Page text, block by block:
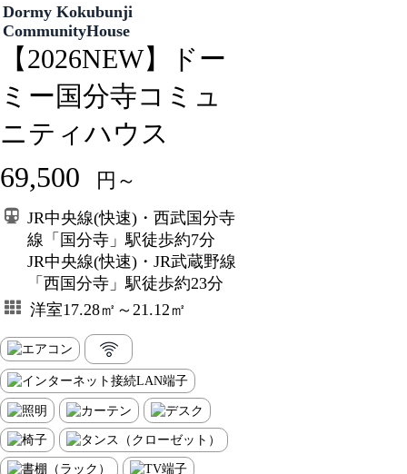
Dormy Kokubunji
CommunityHouse
【2026NEW】ドー
ミー国分寺コミュ
ニティハウス
69,500 円～
JR中央線(快速)・西武国分寺
線「国分寺」駅徒歩約7分
JR中央線(快速)・JR武蔵野線
「西国分寺」駅徒歩約23分
洋室17.28㎡～21.12㎡